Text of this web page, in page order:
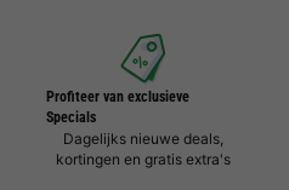
Profiteer van exclusieve
Specials
Dagelijks nieuwe deals,
kortingen en gratis extra's